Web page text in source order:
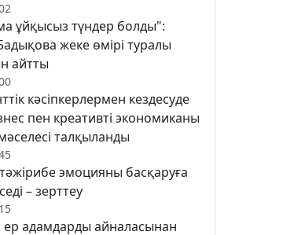
ұйқысыз түндер болды":
жеке өмірі туралы
айтты
кәсіпкерлермен кездесуде
пен креативті экономиканы
талқыланды
эмоцияны басқаруға
– зерттеу
ер адамдарды айналасынан